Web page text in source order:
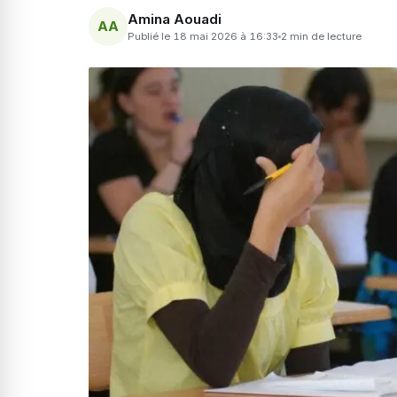
AA Amina Aouadi
Publié le 18 mai 2026 à 16:33 2 min de lecture